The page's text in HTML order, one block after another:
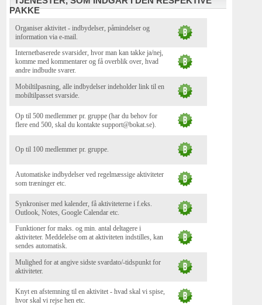
PAKKE
Organiser aktivitet - indbydelser, påmindelser og
information via e-mail.
Internetbaserede svarsider, hvor man kan takke ja/nej,
komme med kommentarer og få overblik over, hvad
andre indbudte svarer.
Mobiltilpasning, alle indbydelser indeholder link til en
mobiltilpasset svarside.
Op til 500 medlemmer pr. gruppe (har du behov for
flere end 500, skal du kontakte support@bokat.se).
Op til 100 medlemmer pr. gruppe.
Automatiske indbydelser ved regelmæssige aktiviteter
som træninger etc.
Synkroniser med kalender, få aktiviteterne i f.eks.
Outlook, Notes, Google Calendar etc.
Funktioner for maks. og min. antal deltagere i
aktiviteter. Meddelelse om at aktiviteten indstilles, kan
sendes automatisk.
Mulighed for at angive sidste svardato/-tidspunkt for
aktiviteter.
Knyt en afstemning til en aktivitet - hvad skal vi spise,
hvor skal vi rejse hen etc.